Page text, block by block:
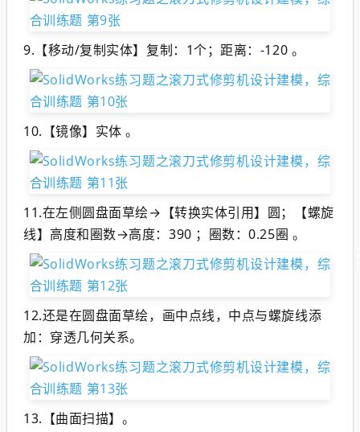
9.【移动/复制实体】复制：1个；距离：-120 。
10.【镜像】实体 。
11.在左侧圆盘面草绘→【转换实体引用】圆；【螺旋
线】高度和圈数→高度：390 ；圈数：0.25圈 。
12.还是在圆盘面草绘，画中点线，中点与螺旋线添
加：穿透几何关系。
13.【曲面扫描】。